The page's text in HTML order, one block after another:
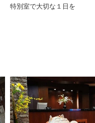
特別室で大切な１日を